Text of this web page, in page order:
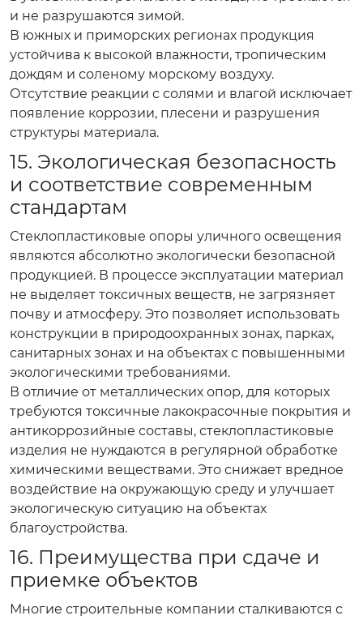
и не разрушаются зимой.
В южных и приморских регионах продукция
устойчива к высокой влажности, тропическим
дождям и соленому морскому воздуху.
Отсутствие реакции с солями и влагой исключает
появление коррозии, плесени и разрушения
структуры материала.
15. Экологическая безопасность
и соответствие современным
стандартам
Стеклопластиковые опоры уличного освещения
являются абсолютно экологически безопасной
продукцией. В процессе эксплуатации материал
не выделяет токсичных веществ, не загрязняет
почву и атмосферу. Это позволяет использовать
конструкции в природоохранных зонах, парках,
санитарных зонах и на объектах с повышенными
экологическими требованиями.
В отличие от металлических опор, для которых
требуются токсичные лакокрасочные покрытия и
антикоррозийные составы, стеклопластиковые
изделия не нуждаются в регулярной обработке
химическими веществами. Это снижает вредное
воздействие на окружающую среду и улучшает
экологическую ситуацию на объектах
благоустройства.
16. Преимущества при сдаче и
приемке объектов
Многие строительные компании сталкиваются с